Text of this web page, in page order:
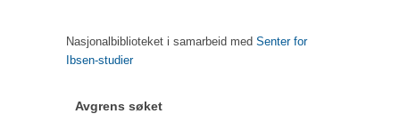
Nasjonalbiblioteket i samarbeid med Senter for
Ibsen-studier
Avgrens søket